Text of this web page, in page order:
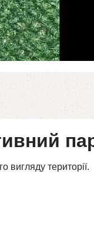
вигляду території.